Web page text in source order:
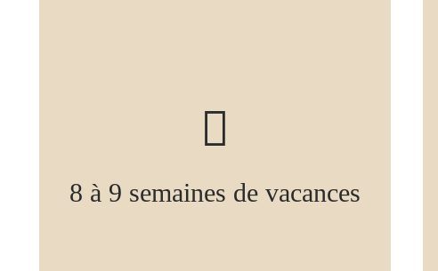
8 à 9 semaines de vacances